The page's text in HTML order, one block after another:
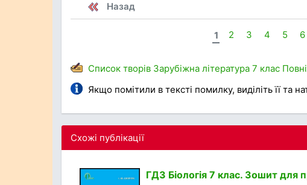
Назад
1 2 3 4 5 6
Список творів Зарубіжна література 7 клас
Якщо помітили в тексті помилку, виділіть її та
Схожі публікації
ГДЗ Біологія 7 клас. Зошит для